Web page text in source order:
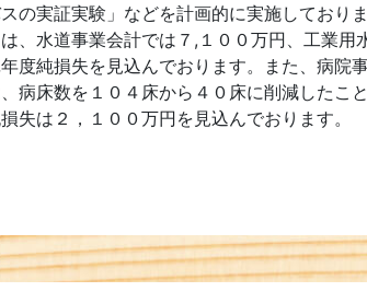
実証実験」などを計画的に実施しておりま
水道事業会計では７,１００万円、工業用
度純損失を見込んでおります。また、病院
病床数を１０４床から４０床に削減したこ
失は２，１００万円を見込んでおります。